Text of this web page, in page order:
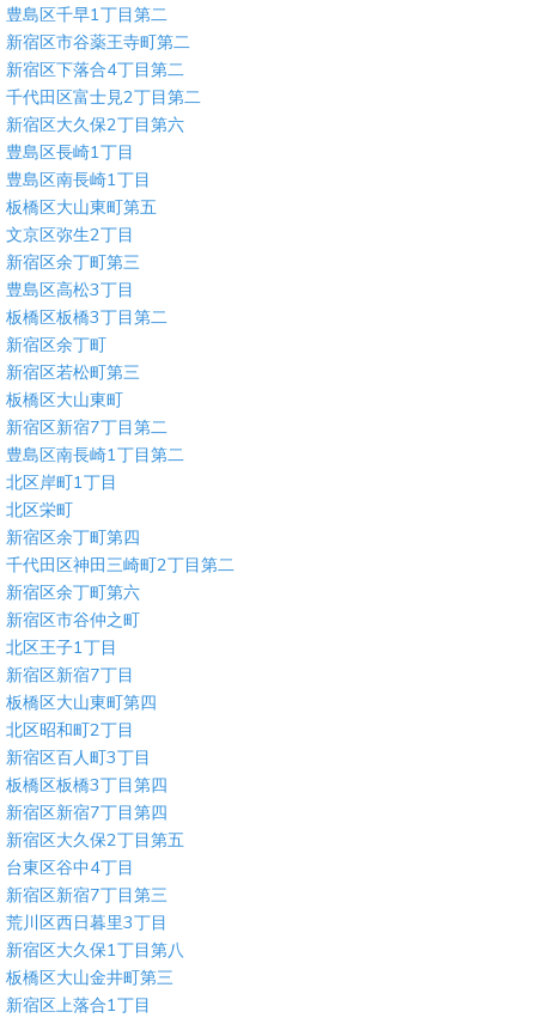
豊島区千早1丁目第二
新宿区市谷薬王寺町第二
新宿区下落合4丁目第二
千代田区富士見2丁目第二
新宿区大久保2丁目第六
豊島区長崎1丁目
豊島区南長崎1丁目
板橋区大山東町第五
文京区弥生2丁目
新宿区余丁町第三
豊島区高松3丁目
板橋区板橋3丁目第二
新宿区余丁町
新宿区若松町第三
板橋区大山東町
新宿区新宿7丁目第二
豊島区南長崎1丁目第二
北区岸町1丁目
北区栄町
新宿区余丁町第四
千代田区神田三崎町2丁目第二
新宿区余丁町第六
新宿区市谷仲之町
北区王子1丁目
新宿区新宿7丁目
板橋区大山東町第四
北区昭和町2丁目
新宿区百人町3丁目
板橋区板橋3丁目第四
新宿区新宿7丁目第四
新宿区大久保2丁目第五
台東区谷中4丁目
新宿区新宿7丁目第三
荒川区西日暮里3丁目
新宿区大久保1丁目第八
板橋区大山金井町第三
新宿区上落合1丁目